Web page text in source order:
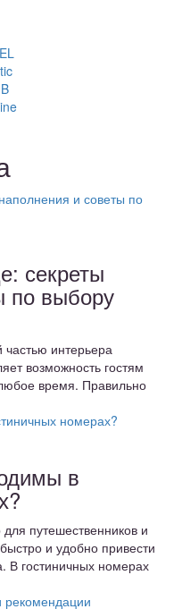
секреты
по выбору
интерьера
возможность гостям
время. Правильно
в
путешественников и
и удобно привести
В гостиничных номерах